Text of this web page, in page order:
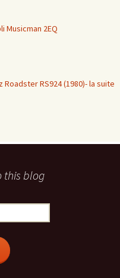
Musicman 2EQ
RS924 (1980)- la suite
this blog